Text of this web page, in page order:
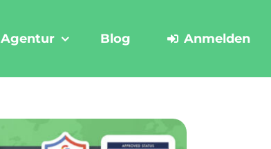
Agentur Blog Anmelden